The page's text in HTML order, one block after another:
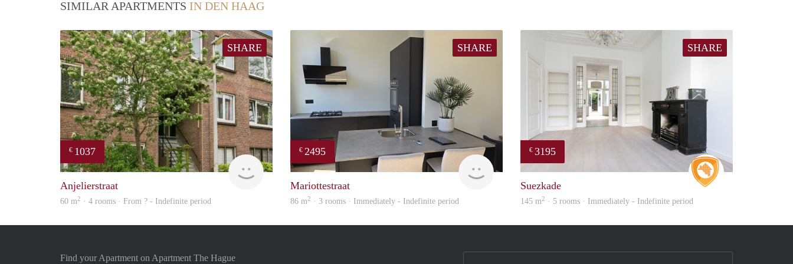
SIMILAR APARTMENTS IN DEN HAAG
SHARE
€ 1037
Woning
Anjelierstraat
60 m2 · 4 rooms · From ? - Indefinite period
SHARE
€ 2495
Mariottestraat
86 m2 · 3 rooms · Immediately - Indefinite period
SHARE
€ 3195
Real Estate
Suezkade
145 m2 · 5 rooms · Immediately - Indefinite period
Find your Apartment on Apartment The Hague